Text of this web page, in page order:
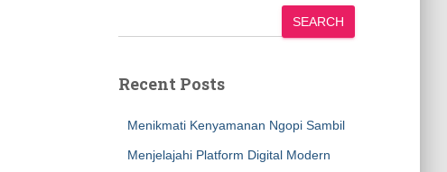
SEARCH
Recent Posts
Menikmati Kenyamanan Ngopi Sambil
Menjelajahi Platform Digital Modern